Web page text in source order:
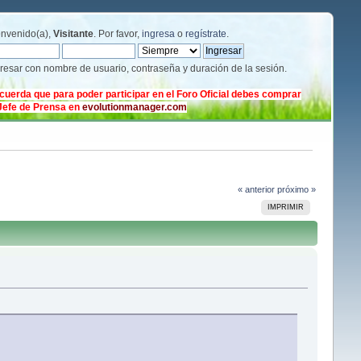
Visitante. Por favor,ingresa oregístrate.
con nombre de usuario, contraseña y duración de la sesión.
que para poder participar en el Foro Oficial debes comprar
de Prensa enevolutionmanager.com
« anterior próximo »
IMPRIMIR